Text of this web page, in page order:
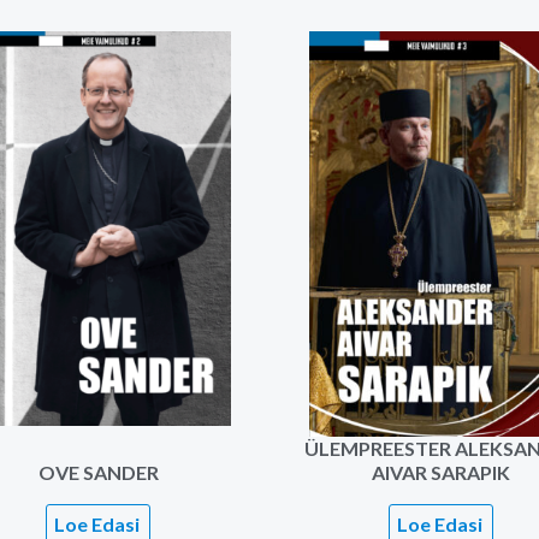
OVE SANDER
Loe Edasi
ÜLEMPREESTER
AIVAR SARAPIK
Loe Edasi